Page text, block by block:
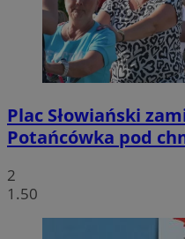
Plac Słowiański
Potańcówka pod
2
1.50